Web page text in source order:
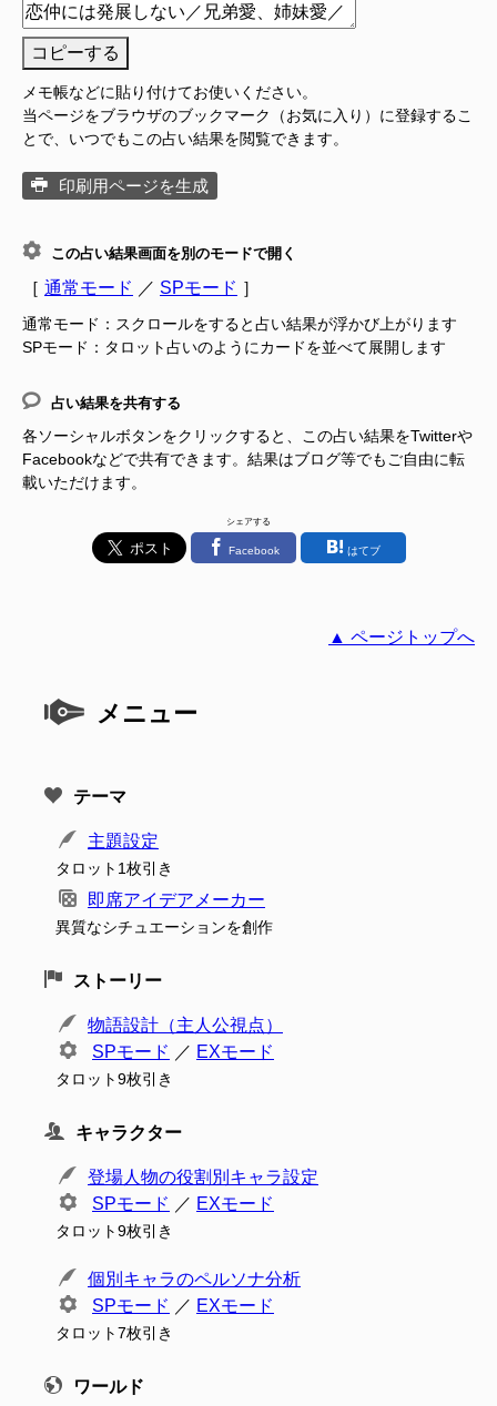
コピーする
メモ帳などに貼り付けてお使いください。
当ページをブラウザのブックマーク（お気に入り）に登録するこ
とで、いつでもこの占い結果を閲覧できます。
印刷用ページを生成
この占い結果画面を別のモードで開く
［ 通常モード ／ SPモード ］
通常モード：スクロールをすると占い結果が浮かび上がります
SPモード：タロット占いのようにカードを並べて展開します
占い結果を共有する
各ソーシャルボタンをクリックすると、この占い結果をTwitterや
Facebookなどで共有できます。結果はブログ等でもご自由に転
載いただけます。
シェアする
Facebook はてブ
▲ ページトップへ
メニュー
テーマ
主題設定
タロット1枚引き
即席アイデアメーカー
異質なシチュエーションを創作
ストーリー
物語設計（主人公視点）
SPモード ／ EXモード
タロット9枚引き
キャラクター
登場人物の役割別キャラ設定
SPモード ／ EXモード
タロット9枚引き
個別キャラのペルソナ分析
SPモード ／ EXモード
タロット7枚引き
ワールド